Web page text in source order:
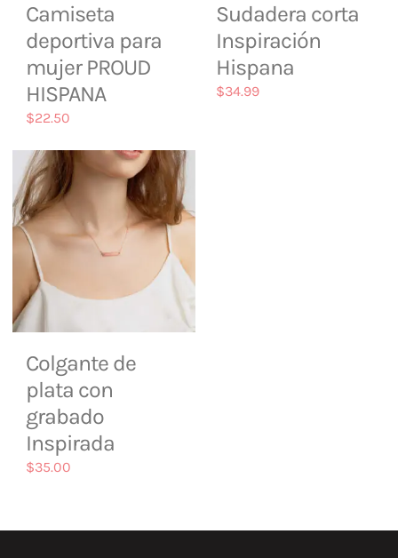
Camiseta
deportiva para
mujer PROUD
HISPANA
$22.50
Sudadera corta
Inspiración
Hispana
$34.99
Colgante de
plata con
grabado
Inspirada
$35.00